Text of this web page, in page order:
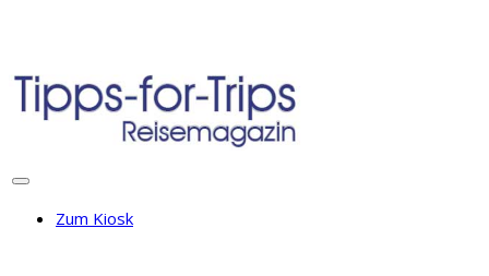
Zum Kiosk